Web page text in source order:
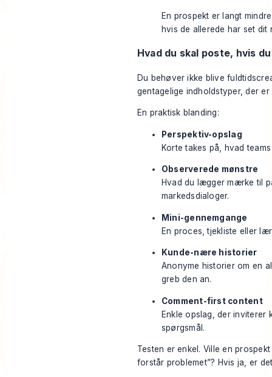
En prospekt er langt
hvis de allerede har set dit
Hvad du skal poste, hvis
Du behøver ikke blive
gentagelige indholdstyper, der
En praktisk blanding:
Perspektiv-opslag
Korte takes på, hvad
Observerede mønstre
Hvad du lægger mærke til
markedsdialoger.
Mini-gennemgange
En proces, tjekliste eller
Kunde-nære historier
Anonyme historier om en
greb den an.
Comment-first content
Enkle opslag, der inviterer
spørgsmål.
Testen er enkel. Ville en
forstår problemet”? Hvis ja, er